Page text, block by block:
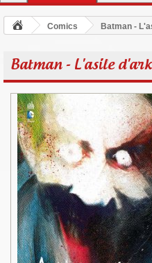
Comics Batman -
Batman - L'asile